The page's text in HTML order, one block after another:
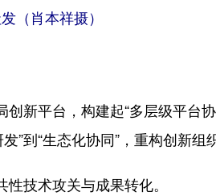
（肖本祥摄）
新平台，构建起“多层级平台
”到“生态化协同”，重构创新组
术攻关与成果转化。